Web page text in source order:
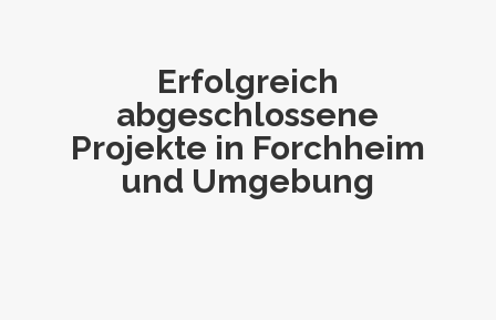
Erfolgreich
abgeschlossene
Projekte in Forchheim
und Umgebung